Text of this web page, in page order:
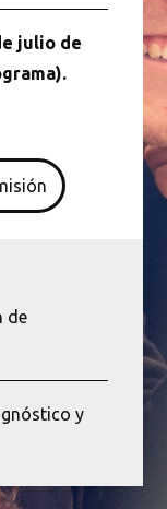
julio de
de
y